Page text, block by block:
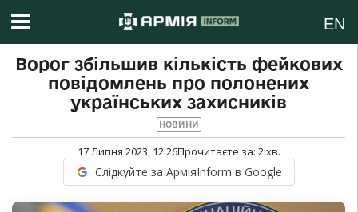
EN
Ворог збільшив кількість фейкових
повідомлень про полонених
українських захисників
НОВИНИ
17 Липня 2023, 12:26Прочитаєте за: 2хв.
Слідкуйте за АрміяInform в Google